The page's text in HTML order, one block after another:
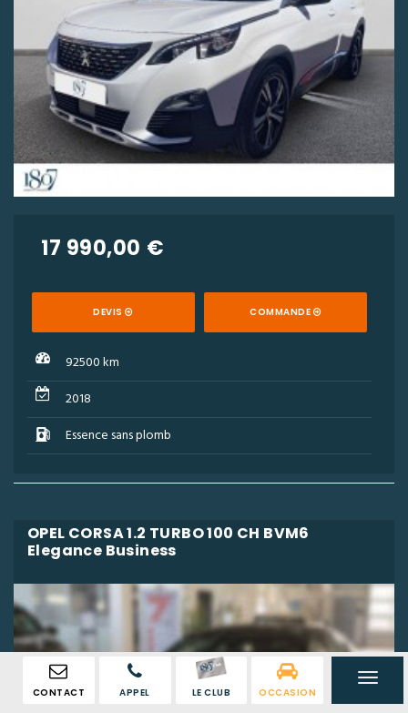
17 990,00 €
DEVIS COMMANDE
92500 km
2018
Essence sans plomb
OPEL CORSA 1.2 TURBO 100 CH BVM6
Elegance Business
OCCASION
LE CLUB
APPEL
CONTACT